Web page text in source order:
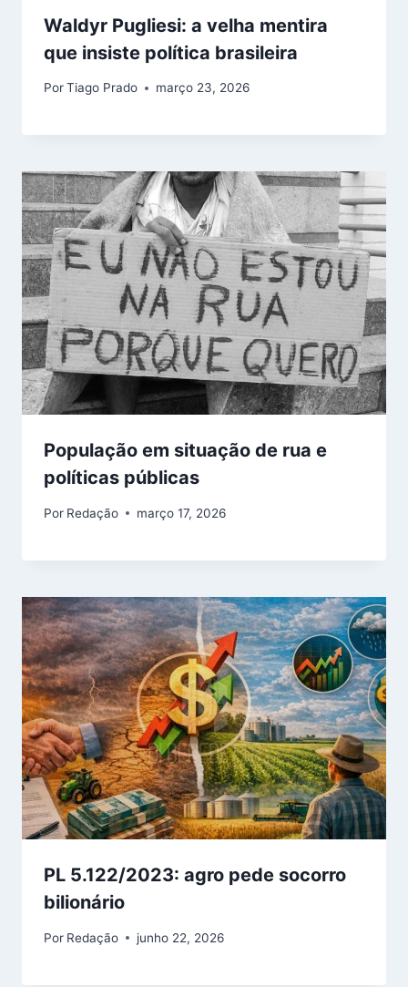
Waldyr Pugliesi: a velha mentira
que insiste política brasileira
PorTiago Prado março 23, 2026
População em situação de rua e
políticas públicas
Por Redação março 17, 2026
PL 5.122/2023: agro pede socorro
bilionário
Por Redação junho 22, 2026